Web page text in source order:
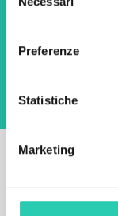
del
Preferenze
Statistiche
Marketing
sito web.Privacy